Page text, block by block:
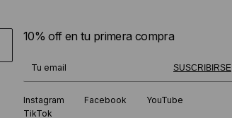
SWEATERS
10% off en tu primera compra
SUSCRIBIRSE
¡Te suscribiste exitosamente!
Instagram Facebook
YouTube
TikTok